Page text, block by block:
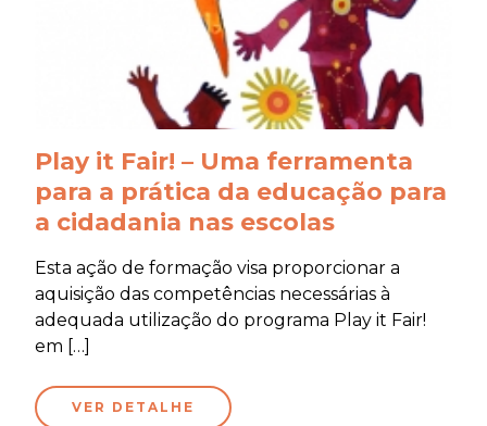
Play it Fair! – Uma ferramenta
para a prática da educação para
a cidadania nas escolas
Esta ação de formação visa proporcionar a
aquisição das competências necessárias à
adequada utilização do programa Play it Fair!
em […]
VER DETALHE